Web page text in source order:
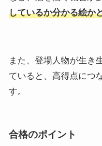
しているか分かる絵か
また、登場人物が生き
ていると、高得点につ
す。
合格のポイント